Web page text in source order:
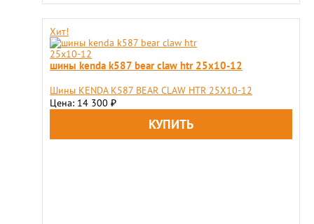
Хит!
шины kenda k587 bear claw htr 25x10-12
Шины KENDA K587 BEAR CLAW HTR 25X10-12
Цена: 14 300 ₽